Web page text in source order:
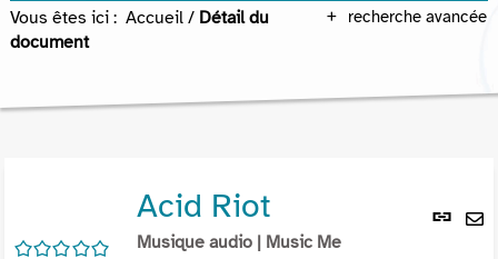
recherche avancée
Vous êtes ici : Accueil / Détail du
document
Lien
/5
Acid Riot
Musique audio | Music Me